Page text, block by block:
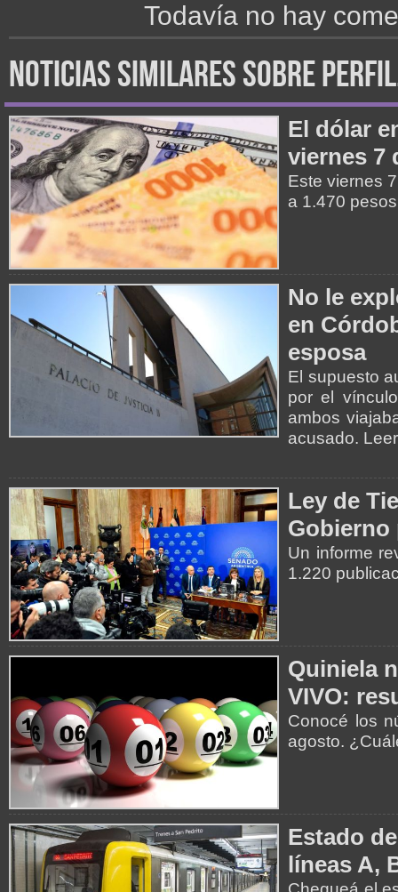
Todavía no hay
noticias similares sobre
El dólar
viernes 7
Este viernes
a 1.470
No le
en
esposa
El supuesto
por el
ambos
acusado.
Ley de
Gobierno
Un informe
1.220
Quiniela
VIVO:
Conocé los
agosto.
Estado
líneas A,